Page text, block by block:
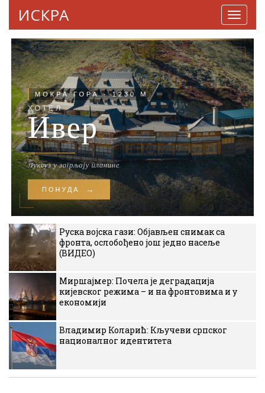
ИСКРА
Руска војска гази: Објављен снимак са
фронта, ослобођено још једно насеље
(ВИДЕО)
Миршајмер: Почела је деградација
кијевског режима – и на фронтовима и у
економији
Владимир Коларић: Кључеви српског
националног идентитета